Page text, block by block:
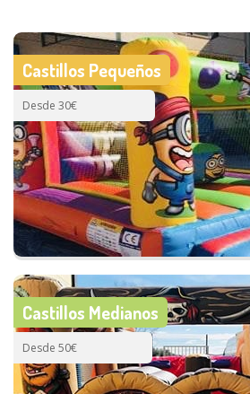
Castillos Pequeños
Desde 30€
Castillos Medianos
Desde 50€